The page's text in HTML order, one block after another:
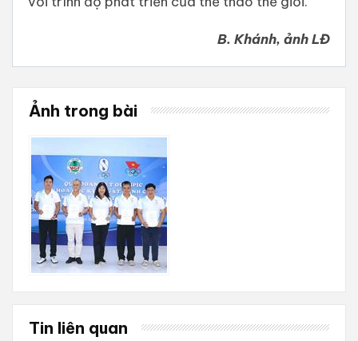
B. Khánh, ảnh LĐ
Ảnh trong bài
Tin liên quan